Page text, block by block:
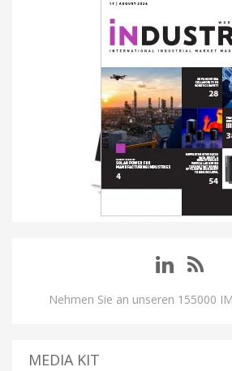
Nehmen Sie an unseren 155000
MEDIA KIT